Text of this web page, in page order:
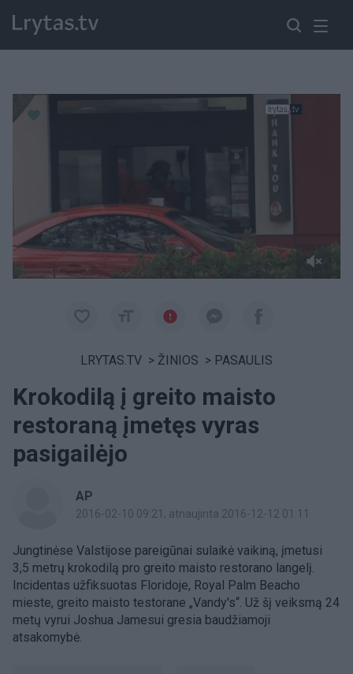
LRYTAS.TV > ŽINIOS > PASAULIS
Krokodilą į greito maisto
restoraną įmetęs vyras
pasigailėjo
AP
2016-02-10 09:21 , atnaujinta 2016-12-12 01:11
Jungtinėse Valstijose pareigūnai sulaikė vaikiną, įmetusi
3,5 metrų krokodilą pro greito maisto restorano langelį.
Incidentas užfiksuotas Floridoje, Royal Palm Beacho
mieste, greito maisto testorane „Vandy's“. Už šį veiksmą 24
metų vyrui Joshua Jamesui gresia baudžiamoji
atsakomybė.